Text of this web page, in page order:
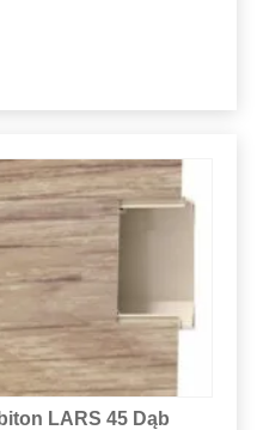
LARS 45 Dąb